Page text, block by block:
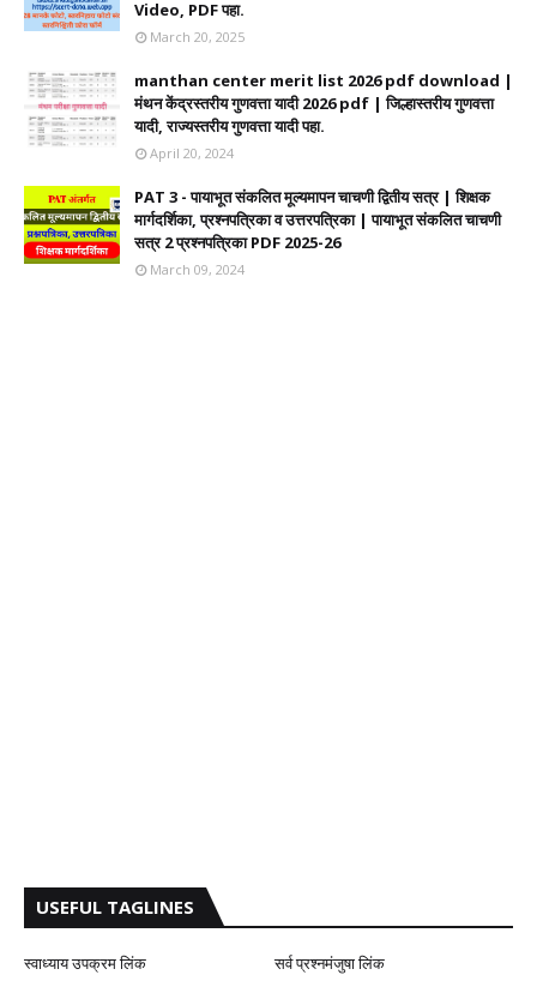
Video, PDF पहा.
March 20, 2025
manthan center merit list 2026 pdf download |
मंथन केंद्रस्तरीय गुणवत्ता यादी 2026 pdf | जिल्हास्तरीय गुणवत्ता
यादी, राज्यस्तरीय गुणवत्ता यादी पहा.
April 20, 2024
PAT 3 - पायाभूत संकलित मूल्यमापन चाचणी द्वितीय सत्र | शिक्षक
मार्गदर्शिका, प्रश्नपत्रिका व उत्तरपत्रिका | पायाभूत संकलित चाचणी
सत्र 2 प्रश्नपत्रिका PDF 2025-26
March 09, 2024
USEFUL TAGLINES
स्वाध्याय उपक्रम लिंक
सर्व प्रश्नमंजुषा लिंक